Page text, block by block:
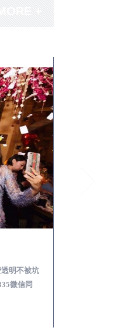
明不被坑
微信同